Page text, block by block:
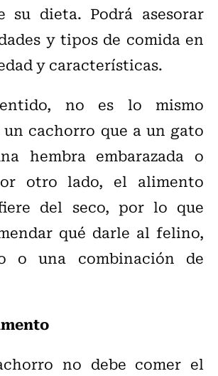
su dieta. Podrá asesorar
y tipos de comida en
y características.
no es lo mismo
cachorro que a un gato
hembra embarazada o
otro lado, el alimento
del seco, por lo que
qué darle al felino,
o una combinación de
no debe comer el